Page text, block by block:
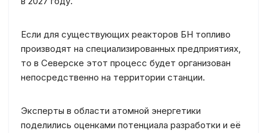
Если для существующих реакторов БН топливо
производят на специализированных предприятиях,
то в Северске этот процесс будет организован
непосредственно на территории станции.
Эксперты в области атомной энергетики
поделились оценками потенциала разработки и её